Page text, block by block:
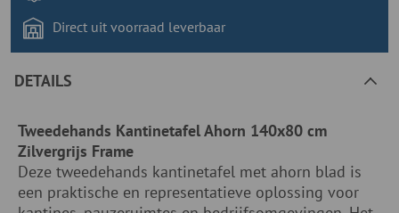
Direct uit voorraad leverbaar
DETAILS
Tweedehands Kantinetafel Ahorn 140x80 cm
Zilvergrijs Frame
Deze tweedehands kantinetafel met ahorn blad is
een praktische en representatieve oplossing voor